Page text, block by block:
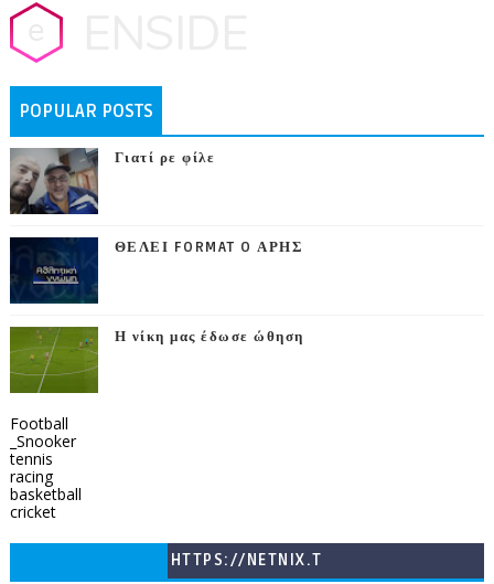
POPULAR POSTS
Γιατί ρε φίλε
ΘΕΛΕΙ FORMAT O ΑΡΗΣ
Η νίκη μας έδωσε ώθηση
Football
_Snooker
tennis
racing
basketball
cricket
HTTPS://NETNIX.T